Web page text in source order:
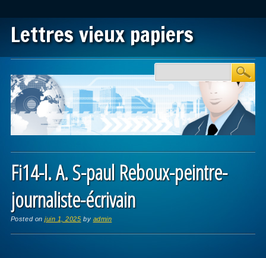
Lettres vieux papiers
Main menu
Fi14-l. A. S-paul Reboux-peintre-
journaliste-écrivain
Posted onjuin 1, 2025 by admin